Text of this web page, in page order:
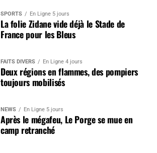
SPORTS En Ligne 5 jours
La folie Zidane vide déjà le Stade de
France pour les Bleus
FAITS DIVERS En Ligne 4 jours
Deux régions en flammes, des pompiers
toujours mobilisés
NEWS En Ligne 5 jours
Après le mégafeu, Le Porge se mue en
camp retranché